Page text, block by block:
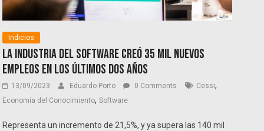
Indicios
La industria del software creó 35 mil nuevos
empleos en los últimos dos años
13/09/2023 Eduardo Porto 0 Comments Cessi,
Economía del Conocimiento,Software
Representa un incremento de 21,5%, y ya supera las 140 mil